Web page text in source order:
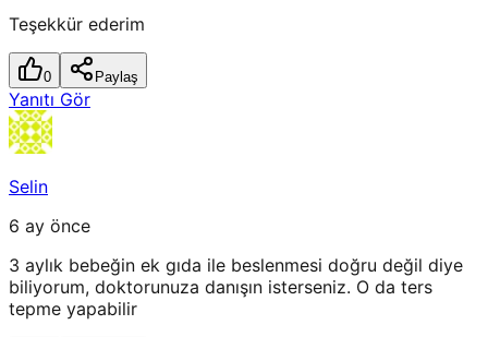
Teşekkür ederim
0 Paylaş
Yanıtı Gör
Selin
6 ay önce
3 aylık bebeğin ek gıda ile beslenmesi doğru değil diye
biliyorum, doktorunuza danışın isterseniz. O da ters
tepme yapabilir